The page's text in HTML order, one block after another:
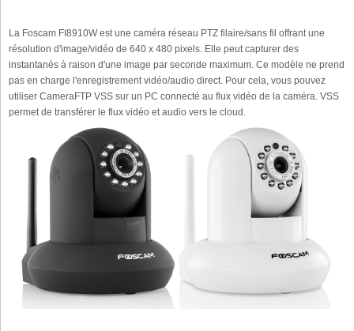
La Foscam FI8910W est une caméra réseau PTZ filaire/sans fil offrant une
résolution d'image/vidéo de 640 x 480 pixels. Elle peut capturer des
instantanés à raison d'une image par seconde maximum. Ce modèle ne prend
pas en charge l'enregistrement vidéo/audio direct. Pour cela, vous pouvez
utiliser CameraFTP VSS sur un PC connecté au flux vidéo de la caméra. VSS
permet de transférer le flux vidéo et audio vers le cloud.